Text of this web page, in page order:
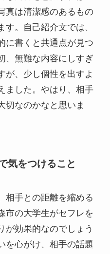
真は清潔感のあるもの
す。自己紹介文では、
に書くと共通点が見つ
、無難な内容にしすぎ
が、少し個性を出すよ
ました。やはり、相手
切なのかなと思いま
気をつけること
相手との距離を縮める
市の大学生がセフレを
が効果的なのでしょう
を心がけ、相手の話題